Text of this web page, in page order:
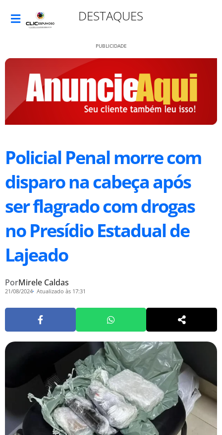
DESTAQUES
PUBLICIDADE
Policial Penal morre com
disparo na cabeça após
ser flagrado com drogas
no Presídio Estadual de
Lajeado
PorMirele Caldas
21/08/2024 Atualizado às 17:31